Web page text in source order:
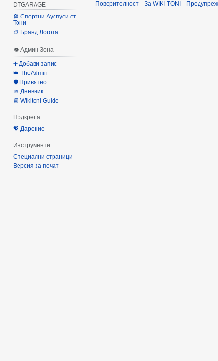
DTGARAGE
🏁 Спортни Ауспуси от
Тони
🎨 Бранд Логота
👁 Админ Зона
➕ Добави запис
👑 TheAdmin
🛡️ Приватно
📅 Дневник
📘 Wikitoni Guide
Подкрепа
💖 Дарение
Инструменти
Специални страници
Версия за печат
Поверителност За WIKI-TONI